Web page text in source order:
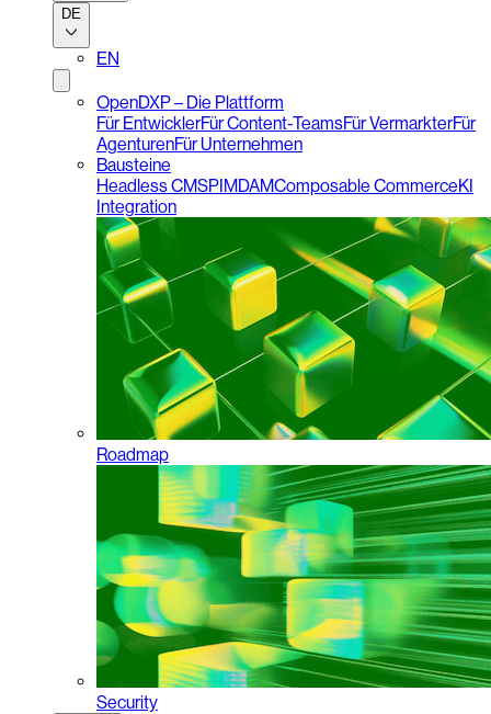
DE
EN
OpenDXP – Die Plattform
Für EntwicklerFür Content-TeamsFür VermarkterFür
AgenturenFür Unternehmen
Bausteine
Headless CMSPIMDAMComposable CommerceKI
Integration
Roadmap
Security